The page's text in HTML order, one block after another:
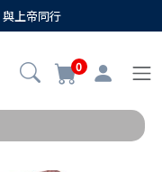
上帝同行
0